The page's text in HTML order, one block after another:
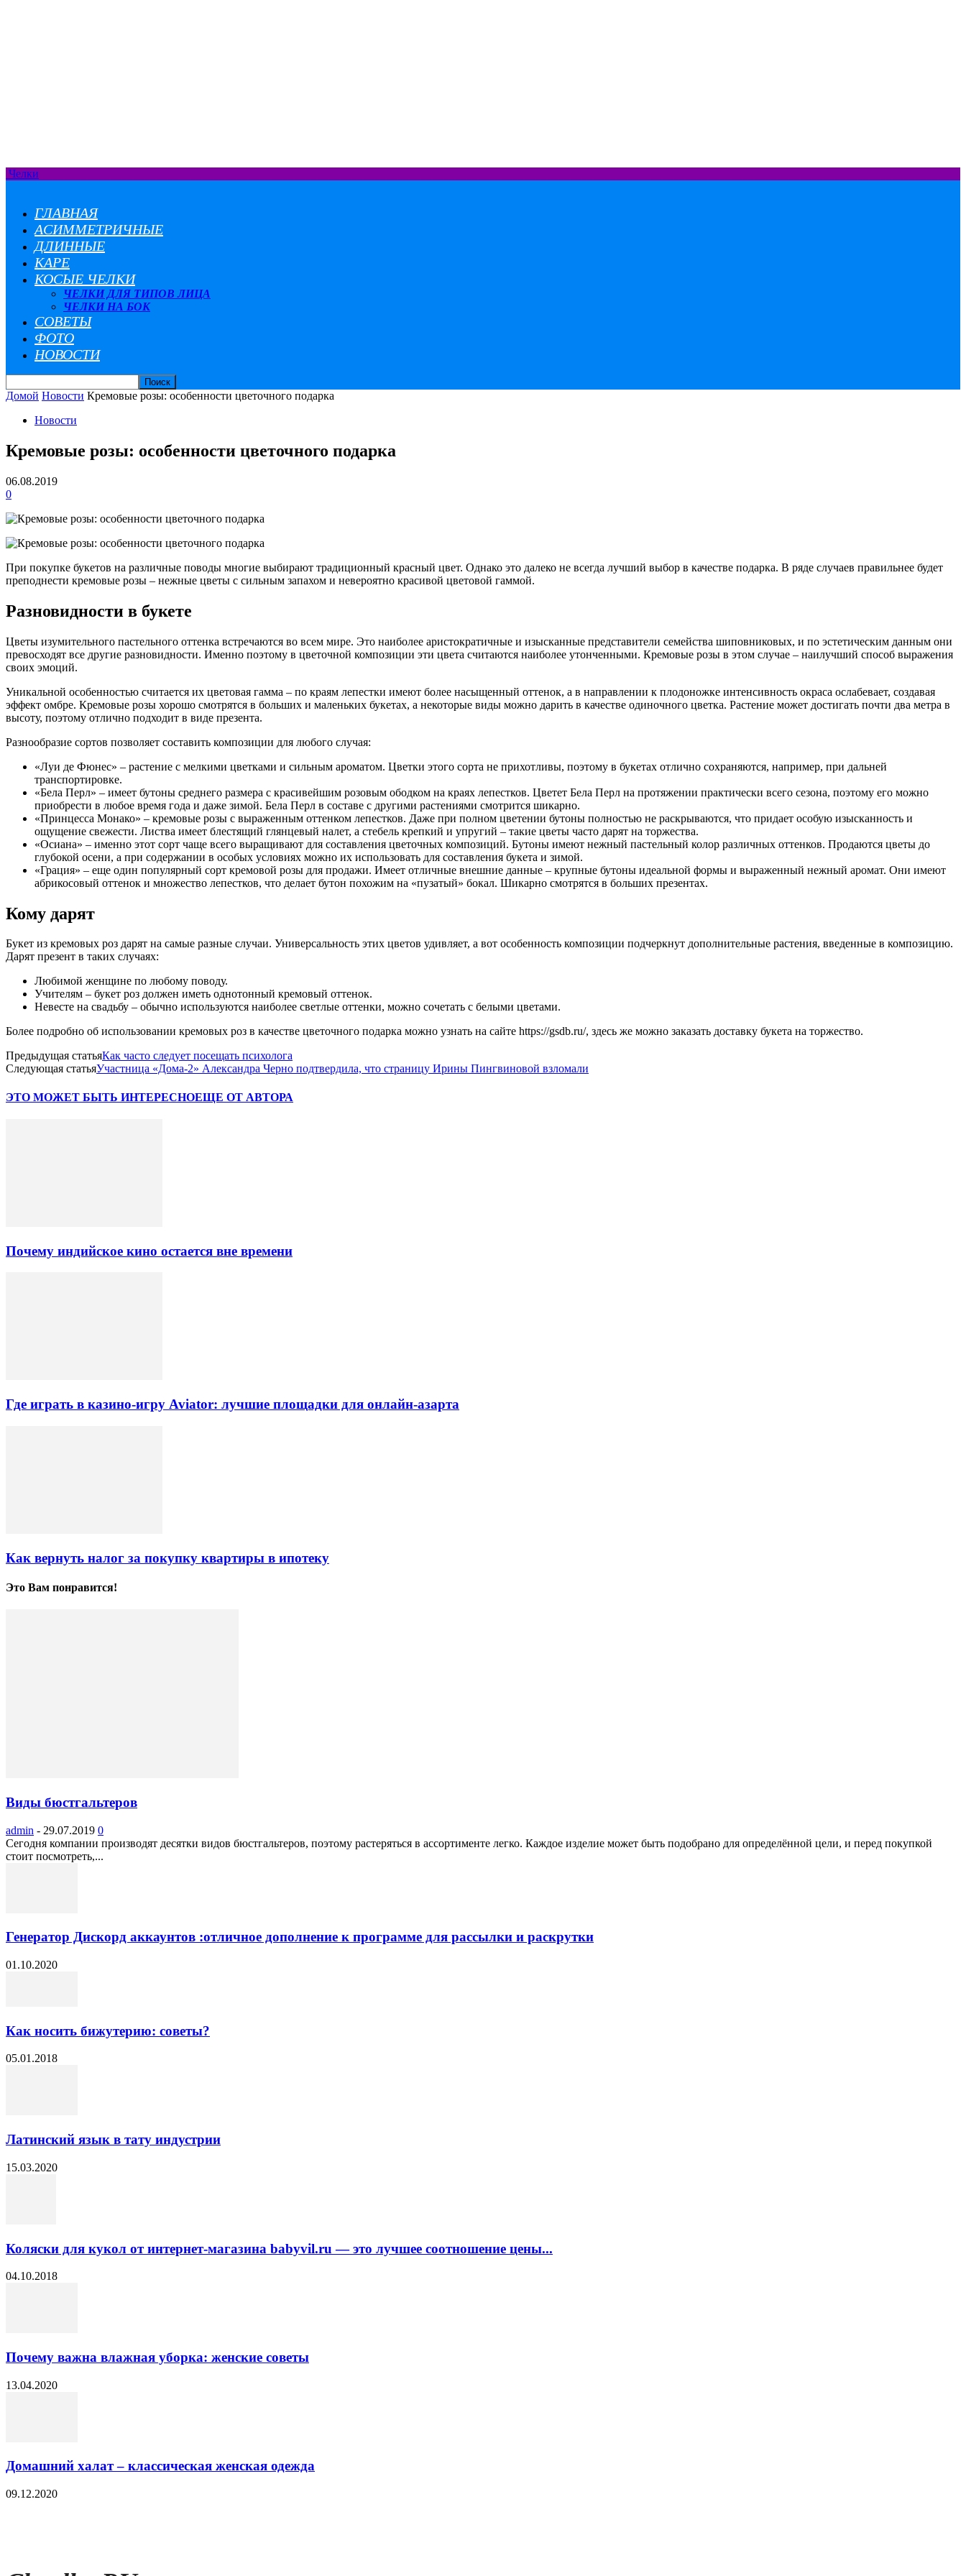
Челки
ГЛАВНАЯ
АСИММЕТРИЧНЫЕ
ДЛИННЫЕ
КАРЕ
КОСЫЕ ЧЕЛКИ
ЧЕЛКИ ДЛЯ ТИПОВ ЛИЦА
ЧЕЛКИ НА БОК
СОВЕТЫ
ФОТО
НОВОСТИ
Домой Новости Кремовые розы: особенности цветочного подарка
Новости
Кремовые розы: особенности цветочного подарка
06.08.2019
0
При покупке букетов на различные поводы многие выбирают традиционный красный цвет. Однако это далеко не всегда лучший выбор в качестве подарка. В ряде случаев правильнее будет
преподнести кремовые розы – нежные цветы с сильным запахом и невероятно красивой цветовой гаммой.
Разновидности в букете
Цветы изумительного пастельного оттенка встречаются во всем мире. Это наиболее аристократичные и изысканные представители семейства шиповниковых, и по эстетическим данным они
превосходят все другие разновидности. Именно поэтому в цветочной композиции эти цвета считаются наиболее утонченными. Кремовые розы в этом случае – наилучший способ выражения
своих эмоций.
Уникальной особенностью считается их цветовая гамма – по краям лепестки имеют более насыщенный оттенок, а в направлении к плодоножке интенсивность окраса ослабевает, создавая
эффект омбре. Кремовые розы хорошо смотрятся в больших и маленьких букетах, а некоторые виды можно дарить в качестве одиночного цветка. Растение может достигать почти два метра в
высоту, поэтому отлично подходит в виде презента.
Разнообразие сортов позволяет составить композиции для любого случая:
«Луи де Фюнес» – растение с мелкими цветками и сильным ароматом. Цветки этого сорта не прихотливы, поэтому в букетах отлично сохраняются, например, при дальней
транспортировке.
«Бела Перл» – имеет бутоны среднего размера с красивейшим розовым ободком на краях лепестков. Цветет Бела Перл на протяжении практически всего сезона, поэтому его можно
приобрести в любое время года и даже зимой. Бела Перл в составе с другими растениями смотрится шикарно.
«Принцесса Монако» – кремовые розы с выраженным оттенком лепестков. Даже при полном цветении бутоны полностью не раскрываются, что придает особую изысканность и
ощущение свежести. Листва имеет блестящий глянцевый налет, а стебель крепкий и упругий – такие цветы часто дарят на торжества.
«Осиана» – именно этот сорт чаще всего выращивают для составления цветочных композиций. Бутоны имеют нежный пастельный колор различных оттенков. Продаются цветы до
глубокой осени, а при содержании в особых условиях можно их использовать для составления букета и зимой.
«Грация» – еще один популярный сорт кремовой розы для продажи. Имеет отличные внешние данные – крупные бутоны идеальной формы и выраженный нежный аромат. Они имеют
абрикосовый оттенок и множество лепестков, что делает бутон похожим на «пузатый» бокал. Шикарно смотрятся в больших презентах.
Кому дарят
Букет из кремовых роз дарят на самые разные случаи. Универсальность этих цветов удивляет, а вот особенность композиции подчеркнут дополнительные растения, введенные в композицию.
Дарят презент в таких случаях:
Любимой женщине по любому поводу.
Учителям – букет роз должен иметь однотонный кремовый оттенок.
Невесте на свадьбу – обычно используются наиболее светлые оттенки, можно сочетать с белыми цветами.
Более подробно об использовании кремовых роз в качестве цветочного подарка можно узнать на сайте https://gsdb.ru/, здесь же можно заказать доставку букета на торжество.
Предыдущая статьяКак часто следует посещать психолога
Следующая статьяУчастница «Дома-2» Александра Черно подтвердила, что страницу Ирины Пингвиновой взломали
ЭТО МОЖЕТ БЫТЬ ИНТЕРЕСНОЕЩЕ ОТ АВТОРА
Почему индийское кино остается вне времени
Где играть в казино-игру Aviator: лучшие площадки для онлайн-азарта
Как вернуть налог за покупку квартиры в ипотеку
Это Вам понравится!
Виды бюстгальтеров
admin - 29.07.2019 0
Сегодня компании производят десятки видов бюстгальтеров, поэтому растеряться в ассортименте легко. Каждое изделие может быть подобрано для определённой цели, и перед покупкой
стоит посмотреть,...
Генератор Дискорд аккаунтов :отличное дополнение к программе для рассылки и раскрутки
01.10.2020
Как носить бижутерию: советы?
05.01.2018
Латинский язык в тату индустрии
15.03.2020
Коляски для кукол от интернет-магазина babyvil.ru — это лучшее соотношение цены...
04.10.2018
Почему важна влажная уборка: женские советы
13.04.2020
Домашний халат – классическая женская одежда
09.12.2020